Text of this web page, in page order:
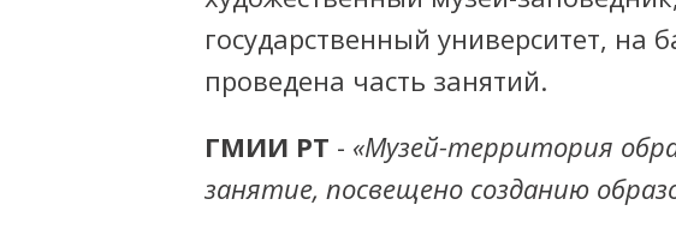
государственный университет, на
проведена часть занятий.
ГМИИ РТ - «Музей-территория
занятие, посвещено созданию